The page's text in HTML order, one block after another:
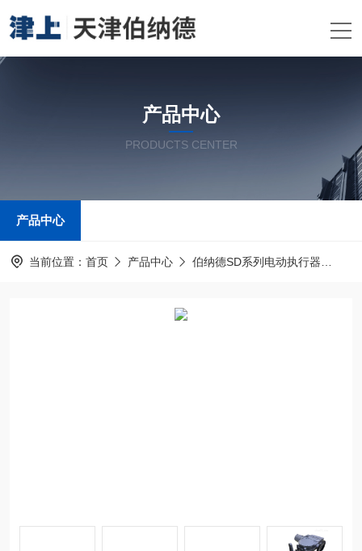
产品中心
PRODUCTS CENTER
产品中心
当前位置： 首页 产品中心 伯纳德SD系列电动执行器